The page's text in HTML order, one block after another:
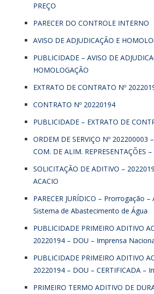
PREÇO
PARECER DO CONTROLE INTERNO
AVISO DE ADJUDICAÇÃO E
PUBLICIDADE – AVISO DE
HOMOLOGAÇÃO
EXTRATO DE CONTRATO Nº
CONTRATO Nº 20220194
PUBLICIDADE – EXTRATO DE
ORDEM DE SERVIÇO Nº 202200003
COM. DE ALIM. REPRESENTAÇÕES
SOLICITAÇÃO DE ADITIVO –
ACACIO
PARECER JURÍDICO – Prorrogação
Sistema de Abastecimento de Água
PUBLICIDADE PRIMEIRO ADITIVO
20220194 – DOU – Imprensa
PUBLICIDADE PRIMEIRO ADITIVO
20220194 – DOU – CERTIFICADA –
PRIMEIRO TERMO ADITIVO DE